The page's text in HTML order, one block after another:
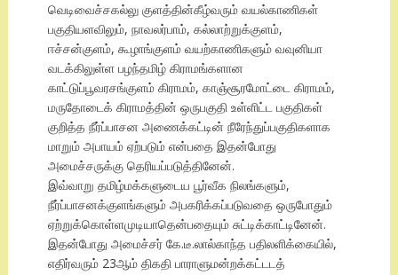
வெடிவைச்சகல்லு குளத்தின்கீழ்வரும் வயல்காணிகள்
பகுதியளவிலும், நாவலர்பாம், கல்லாற்றுக்குளம்,
ஈச்சன்குளம், கூழாங்குளம் வயற்காணிகளும் வவுனியா
வடக்கிலுள்ள பழந்தமிழ் கிராமங்களான
காட்டுப்பூவரசங்குளம் கிராமம், காஞ்சூரமோட்டை கிராமம்,
மருதோடைக் கிராமத்தின் ஒருபகுதி உள்ளிட்ட பகுதிகள்
குறித்த நீர்ப்பாசன அணைக்கட்டின் நீரேந்துப்பகுதிகளாக
மாறும் அபாயம் ஏற்படும் என்பதை இதன்போது
அமைச்சருக்கு தெரியப்படுத்தினேன்.
இவ்வாறு தமிழ்மக்களுடைய பூர்வீக நிலங்களும்,
நீர்ப்பாசனக்குளங்களும் அபகரிக்கப்படுவதை ஒருபோதும்
ஏற்றுக்கொள்ளமுடியாதென்பதையும் சுட்டிக்காட்டினேன்.
இதன்போது அமைச்சர் கே.டீ.லால்காந்த பதிலளிக்கையில்,
எதிர்வரும் 23ஆம் திகதி பாராளுமன்றக்கட்டடத்